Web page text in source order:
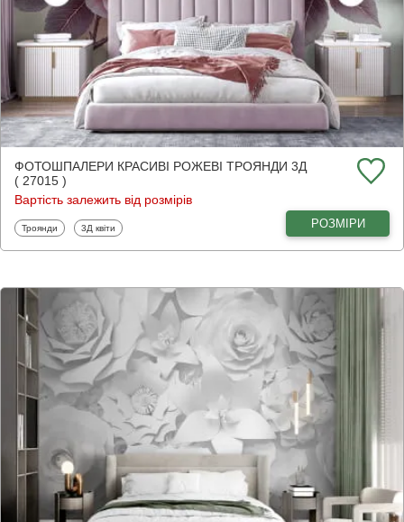
ФОТОШПАЛЕРИ КРАСИВІ РОЖЕВІ ТРОЯНДИ 3Д
( 27015 )
Вартість залежить від розмірів
Фотошпалери
Троянди Фотошпалери
3Д квіти РОЗМІРИ